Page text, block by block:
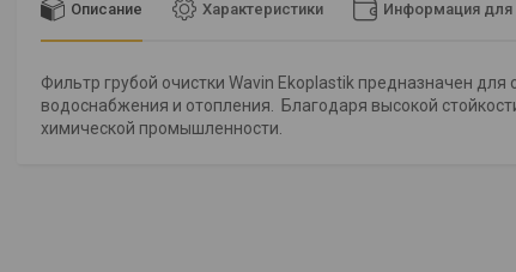
Описание Характеристики Информация для
Фильтр грубой очистки Wavin Ekoplastik предназначен
водоснабжения и отопления. Благодаря высокой
химической промышленности.